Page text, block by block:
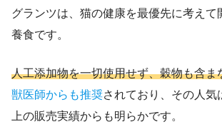
グランツは、猫の健康を最優先に考えて
養食です。
人工添加物を一切使用せず、穀物も含ま
獣医師からも推奨されており、その人気
上の販売実績からも明らかです。